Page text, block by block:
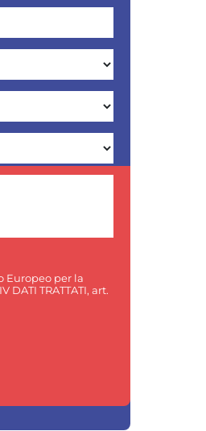
Europeo per la
TRATTATI, art.